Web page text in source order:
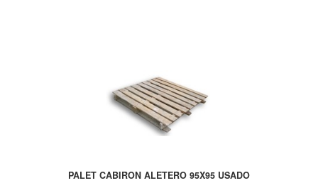
PALET CABIRON ALETERO 95X95 USADO